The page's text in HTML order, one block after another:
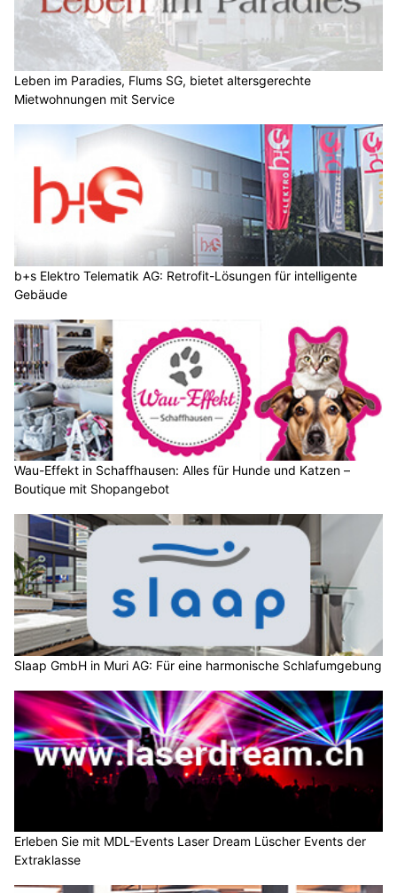
Leben im Paradies, Flums SG, bietet altersgerechte
Mietwohnungen mit Service
b+s Elektro Telematik AG: Retrofit-Lösungen für intelligente
Gebäude
Wau-Effekt in Schaffhausen: Alles für Hunde und Katzen –
Boutique mit Shopangebot
Slaap GmbH in Muri AG: Für eine harmonische Schlafumgebung
Erleben Sie mit MDL-Events Laser Dream Lüscher Events der
Extraklasse